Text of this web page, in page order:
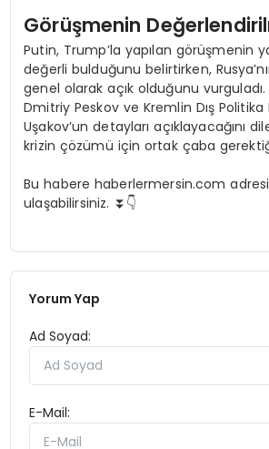
Görüşmenin
Putin, Trump’la yapılan görüşmenin
değerli bulduğunu belirtirken,
genel olarak açık olduğunu
Dmitriy Peskov ve Kremlin Dış Politika
Uşakov’un detayları açıklayacağını
krizin çözümü için ortak çaba
Bu habere haberlermersin.com
ulaşabilirsiniz. ⏬👇
Yorum Yap
Ad Soyad:
E-Mail: